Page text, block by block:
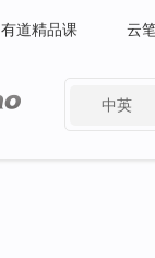
有道精品课 云
中英